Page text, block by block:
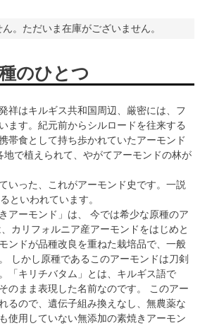
。ただいま在庫がございません。
のひとつ
祥はキルギス共和国周辺、厳密には、フ
ます。紀元前からシルロードを往来する
帯食として持ち歩かれていたアーモンド
地で植えられて、やがてアーモンドの林が
いった、これがアーモンド史です。一説
といわれています。
アーモンド」は、 今では希少な原種のア
カリフォルニア産アーモンドをはじめと
ンドが品種改良を重ねた栽培品で、一般
しかし原種であるこのアーモンドは刀剣
「キリチバタム」とは、キルギス語で
のまま表現した名前なのです。 このアー
るので、遺伝子組み換えなし、無農薬な
使用していない無添加の素焼きアーモン